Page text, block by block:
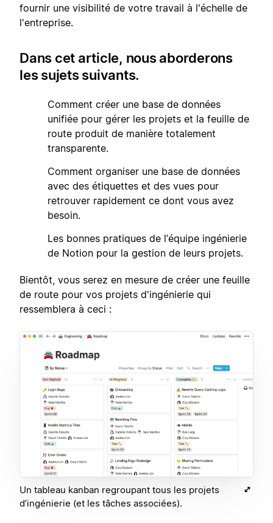
fournir une visibilité de votre travail à l'échelle de
l'entreprise.
Dans cet article, nous aborderons
les sujets suivants.
Comment créer une base de données
unifiée pour gérer les projets et la feuille de
route produit de manière totalement
transparente.
Comment organiser une base de données
avec des étiquettes et des vues pour
retrouver rapidement ce dont vous avez
besoin.
Les bonnes pratiques de l’équipe ingénierie
de Notion pour la gestion de leurs projets.
Bientôt, vous serez en mesure de créer une feuille
de route pour vos projets d'ingénierie qui
ressemblera à ceci :
Un tableau kanban regroupant tous les projets
d’ingénierie (et les tâches associées).